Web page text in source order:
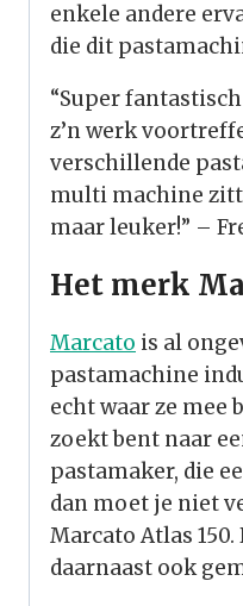
enkele andere
die dit
“Super
z’n werk
verschillende
multi machine
maar leuker!” –
Het merk
Marcato is al
pastamachine
echt waar ze mee
zoekt bent naar
pastamaker, die
dan moet je niet
Marcato Atlas
daarnaast ook